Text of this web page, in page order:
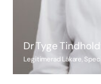
Dr Tyge
Legitimerad Läkare,